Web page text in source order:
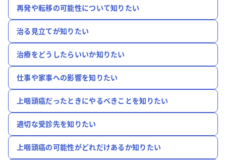
再発や転移の可能性について知りたい
治る見立てが知りたい
治療をどうしたらいいか知りたい
仕事や家事への影響を知りたい
上咽頭癌だったときにやるべきことを知りたい
適切な受診先を知りたい
上咽頭癌の可能性がどれだけあるか知りたい